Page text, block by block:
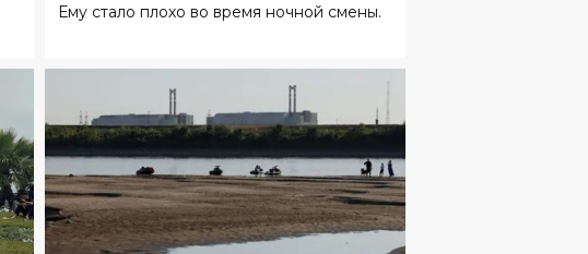
Ему стало плохо во время ночной смены.